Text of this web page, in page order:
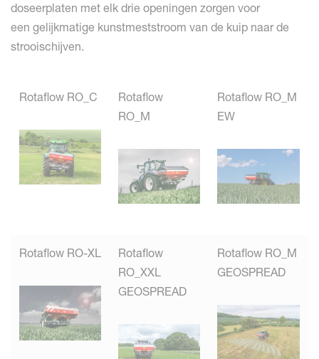
doseerplaten met elk drie openingen zorgen voor
een gelijkmatige kunstmeststroom van de kuip naar de
strooischijven.
Rotaflow RO_C
Rotaflow
RO_M
Rotaflow RO_M
EW
Rotaflow RO-XL
Rotaflow
RO_XXL
GEOSPREAD
Rotaflow RO_M
GEOSPREAD